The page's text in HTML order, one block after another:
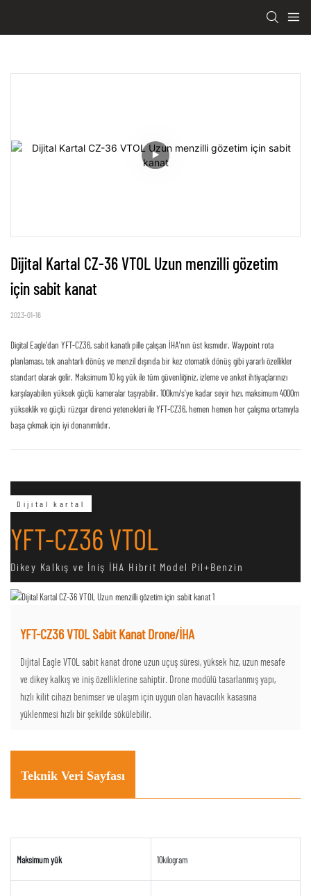
Dijital Kartal CZ-36 VTOL Uzun menzilli gözetim
için sabit kanat
2023-01-16
Digital Eagle'dan YFT-CZ36, sabit kanatlı pille çalışan İHA'nın üst kısmıdır. Waypoint rota
planlaması, tek anahtarlı dönüş ve menzil dışında bir kez otomatik dönüş gibi yararlı özellikler
standart olarak gelir. Maksimum 10 kg yük ile tüm güvenliğiniz, izleme ve anket ihtiyaçlarınızı
karşılayabilen yüksek güçlü kameralar taşıyabilir. 100km/s'ye kadar seyir hızı, maksimum 4000m
yükseklik ve güçlü rüzgar direnci yetenekleri ile YFT-CZ36, hemen hemen her çalışma ortamıyla
başa çıkmak için iyi donanımlıdır.
Dijital kartal
YFT-CZ36 VTOL
Dikey Kalkış ve İniş İHA Hibrit Model Pil+Benzin
YFT-CZ36 VTOL Sabit Kanat Drone/İHA
Dijital Eagle VTOL sabit kanat drone uzun uçuş süresi, yüksek hız, uzun mesafe
ve dikey kalkış ve iniş özelliklerine sahiptir. Drone modülü tasarlanmış yapı,
hızlı kilit cihazı benimser ve ulaşım için uygun olan havacılık kasasına
yüklenmesi hızlı bir şekilde sökülebilir.
Teknik Veri Sayfası
Maksimum yük 10kilogram